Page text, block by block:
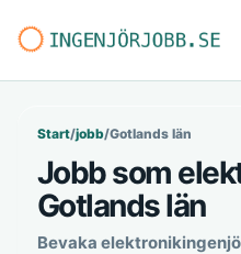
Start/jobb/Gotlands län
Jobb som
Gotlands län
Bevaka